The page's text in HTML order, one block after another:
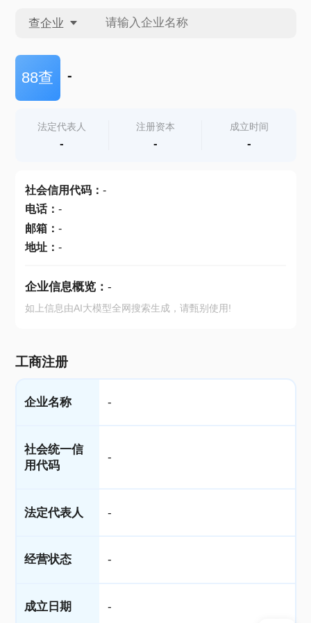
查企业
查企业
查产地
88查 -
法定代表人
-
注册资本
-
成立时间
-
社会信用代码： -
电话： -
邮箱： -
地址： -
企业信息概览： -
如上信息由AI大模型全网搜索生成，请甄别使用!
工商注册
企业名称 -
社会统一信
用代码
-
法定代表人 -
经营状态 -
成立日期 -